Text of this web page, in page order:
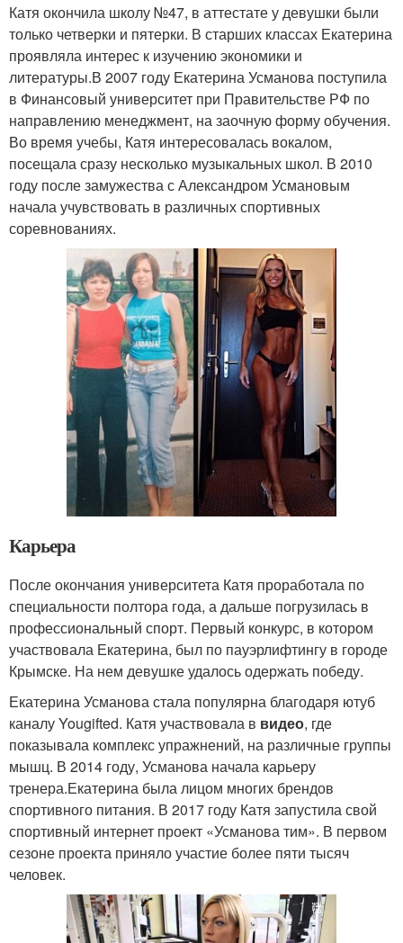
Катя окончила школу №47, в аттестате у девушки были
только четверки и пятерки. В старших классах Екатерина
проявляла интерес к изучению экономики и
литературы.В 2007 году Екатерина Усманова поступила
в Финансовый университет при Правительстве РФ по
направлению менеджмент, на заочную форму обучения.
Во время учебы, Катя интересовалась вокалом,
посещала сразу несколько музыкальных школ. В 2010
году после замужества с Александром Усмановым
начала учувствовать в различных спортивных
соревнованиях.
Карьера
После окончания университета Катя проработала по
специальности полтора года, а дальше погрузилась в
профессиональный спорт. Первый конкурс, в котором
участвовала Екатерина, был по пауэрлифтингу в городе
Крымске. На нем девушке удалось одержать победу.
Екатерина Усманова стала популярна благодаря ютуб
каналу Yougifted. Катя участвовала в видео, где
показывала комплекс упражнений, на различные группы
мышц. В 2014 году, Усманова начала карьеру
тренера.Екатерина была лицом многих брендов
спортивного питания. В 2017 году Катя запустила свой
спортивный интернет проект «Усманова тим». В первом
сезоне проекта приняло участие более пяти тысяч
человек.